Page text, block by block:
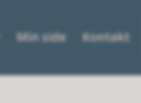
Min side Kontakt